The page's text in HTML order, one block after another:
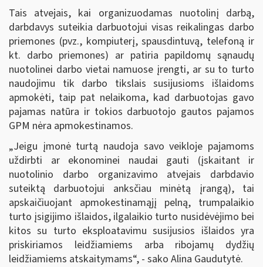
Tais atvejais, kai organizuodamas nuotolinį darbą,
darbdavys suteikia darbuotojui visas reikalingas darbo
priemones (pvz., kompiuterį, spausdintuvą, telefoną ir
kt. darbo priemones) ar patiria papildomų sąnaudų
nuotolinei darbo vietai namuose įrengti, ar su to turto
naudojimu tik darbo tikslais susijusioms išlaidoms
apmokėti, taip pat nelaikoma, kad darbuotojas gavo
pajamas natūra ir tokios darbuotojo gautos pajamos
GPM nėra apmokestinamos.
„Jeigu įmonė turtą naudoja savo veikloje pajamoms
uždirbti ar ekonominei naudai gauti (įskaitant ir
nuotolinio darbo organizavimo atvejais darbdavio
suteiktą darbuotojui anksčiau minėtą įrangą), tai
apskaičiuojant apmokestinamąjį pelną, trumpalaikio
turto įsigijimo išlaidos, ilgalaikio turto nusidėvėjimo bei
kitos su turto eksploatavimu susijusios išlaidos yra
priskiriamos leidžiamiems arba ribojamų dydžių
leidžiamiems atskaitymams“, - sako Alina Gaudutytė.